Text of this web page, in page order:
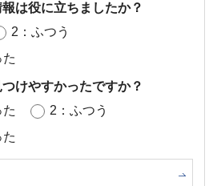
は役に立ちましたか？
2：ふつう
けやすかったですか？
2：ふつう